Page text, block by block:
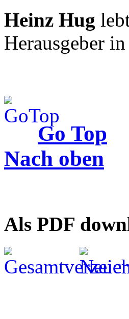
Heinz Hug
Herausgeber
Go Top
Nach oben
Als PDF